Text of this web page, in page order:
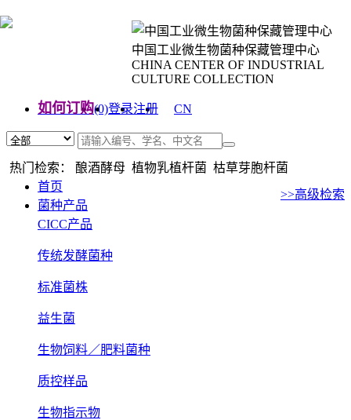
中国工业微生物菌种保藏管理中心
CHINA CENTER OF INDUSTRIAL
CULTURE COLLECTION
如何订购(0)登录注册
CN
热门检索： 酿酒酵母 植物乳植杆菌 枯草芽胞杆菌
>>高级检索
首页
菌种产品
CICC产品
传统发酵菌种
标准菌株
益生菌
生物饲料／肥料菌种
质控样品
生物指示物